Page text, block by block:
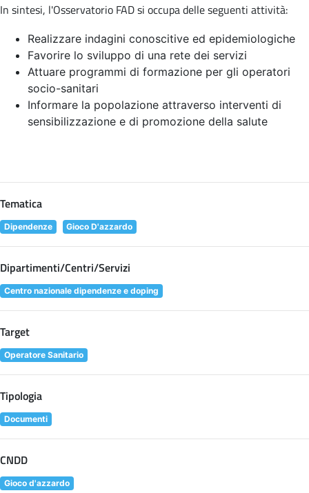
In sintesi, l'Osservatorio FAD si occupa delle seguenti attività:
Realizzare indagini conoscitive ed epidemiologiche
Favorire lo sviluppo di una rete dei servizi
Attuare programmi di formazione per gli operatori
socio-sanitari
Informare la popolazione attraverso interventi di
sensibilizzazione e di promozione della salute
Tematica
Dipendenze Gioco D'azzardo
Dipartimenti/Centri/Servizi
Centro nazionale dipendenze e doping
Target
Operatore Sanitario
Tipologia
Documenti
CNDD
Gioco d'azzardo